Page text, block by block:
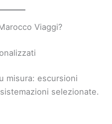
Viaggi?
misura: escursioni
selezionate.